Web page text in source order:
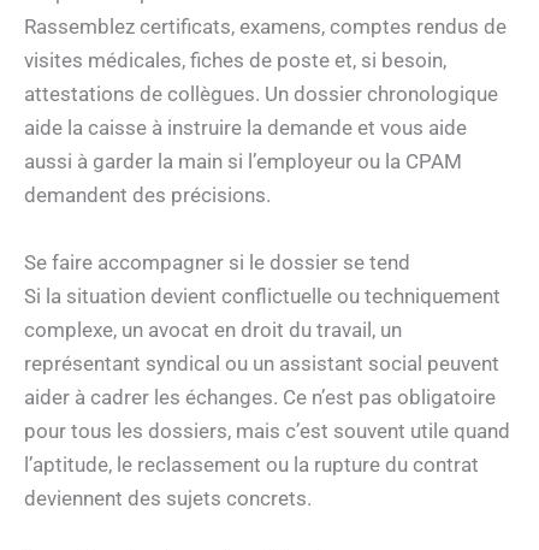
Rassemblez certificats, examens, comptes rendus de
visites médicales, fiches de poste et, si besoin,
attestations de collègues. Un dossier chronologique
aide la caisse à instruire la demande et vous aide
aussi à garder la main si l’employeur ou la CPAM
demandent des précisions.
Se faire accompagner si le dossier se tend
Si la situation devient conflictuelle ou techniquement
complexe, un avocat en droit du travail, un
représentant syndical ou un assistant social peuvent
aider à cadrer les échanges. Ce n’est pas obligatoire
pour tous les dossiers, mais c’est souvent utile quand
l’aptitude, le reclassement ou la rupture du contrat
deviennent des sujets concrets.